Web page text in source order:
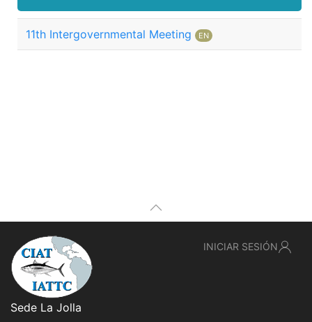
11th Intergovernmental Meeting EN
Sede La Jolla
INICIAR SESIÓN